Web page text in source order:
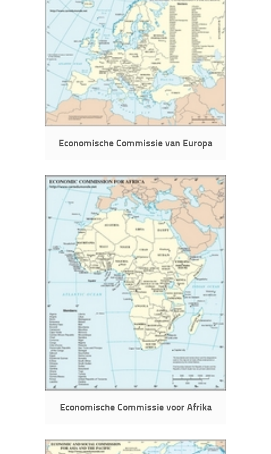
Economische Commissie van Europa
Economische Commissie voor Afrika